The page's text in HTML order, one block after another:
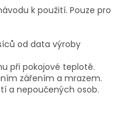
k použití. Pouze pro
od data výroby
při pokojové teplotě.
zářením a mrazem.
a nepoučených osob.